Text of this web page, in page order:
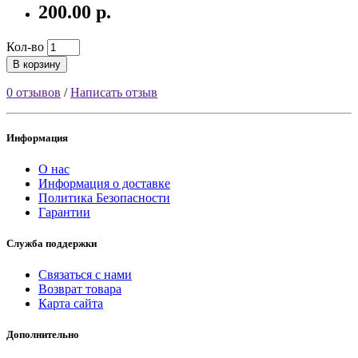
200.00 р.
Кол-во
В корзину
0 отзывов /Написать отзыв
Информация
О нас
Информация о доставке
Политика Безопасности
Гарантии
Служба поддержки
Связаться с нами
Возврат товара
Карта сайта
Дополнительно